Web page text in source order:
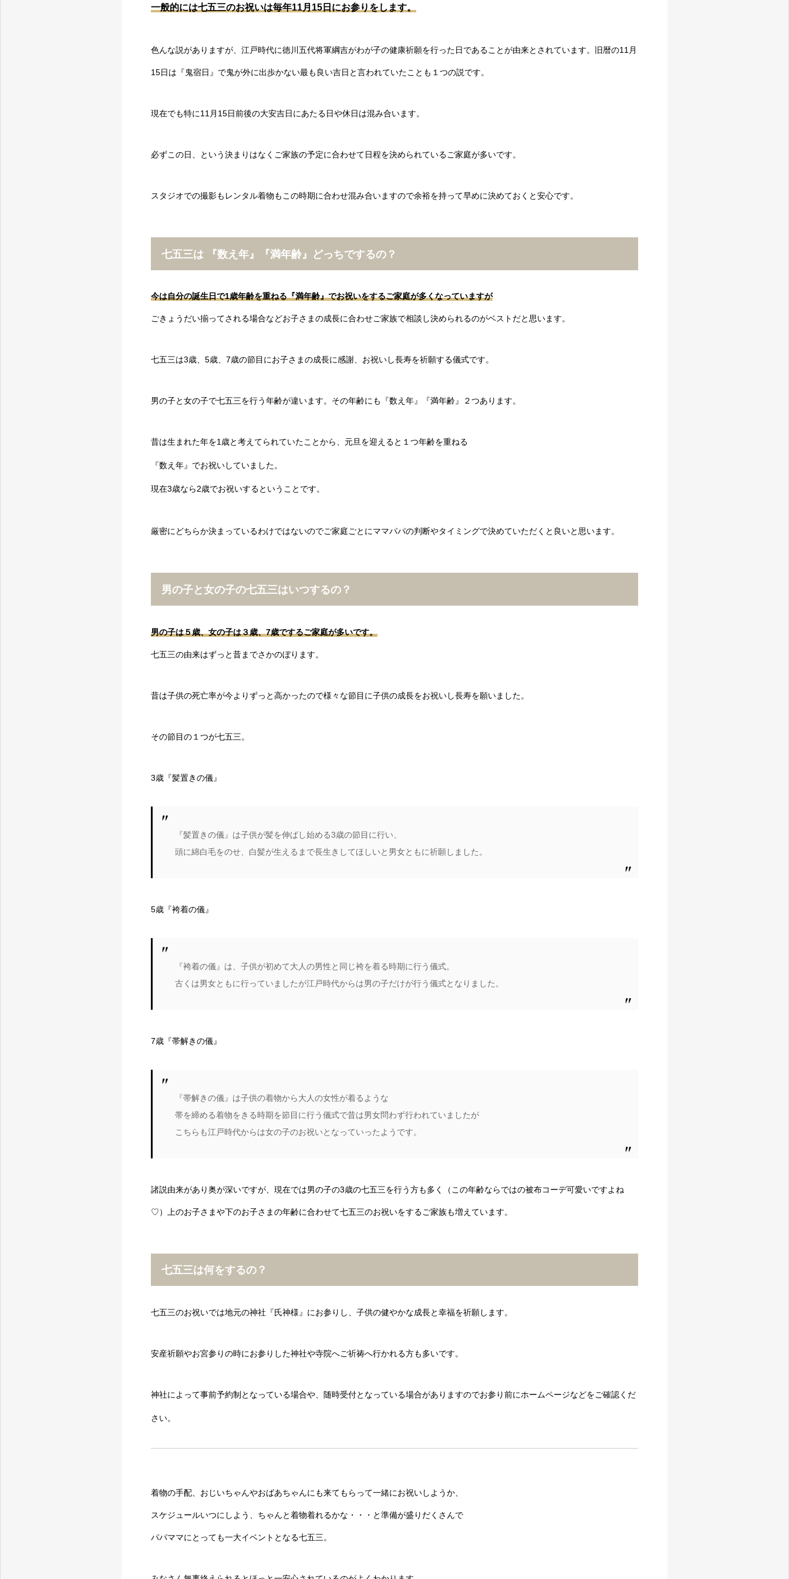
一般的には七五三のお祝いは毎年11月15日にお参りをします。
色んな説がありますが、江戸時代に徳川五代将軍綱吉がわが子の健康祈願を行った日であることが由来とされています。旧暦の11月
15日は『鬼宿日』で鬼が外に出歩かない最も良い吉日と言われていたことも１つの説です。
現在でも特に11月15日前後の大安吉日にあたる日や休日は混み合います。
必ずこの日、という決まりはなくご家族の予定に合わせて日程を決められているご家庭が多いです。
スタジオでの撮影もレンタル着物もこの時期に合わせ混み合いますので余裕を持って早めに決めておくと安心です。
七五三は 『数え年』『満年齢』どっちでするの？
今は自分の誕生日で1歳年齢を重ねる『満年齢』でお祝いをするご家庭が多くなっていますが
ごきょうだい揃ってされる場合などお子さまの成長に合わせご家族で相談し決められるのがベストだと思います。
七五三は3歳、5歳、7歳の節目にお子さまの成長に感謝、お祝いし長寿を祈願する儀式です。
男の子と女の子で七五三を行う年齢が違います。その年齢にも『数え年』『満年齢』２つあります。
昔は生まれた年を1歳と考えてられていたことから、元旦を迎えると１つ年齢を重ねる
『数え年』でお祝いしていました。
現在3歳なら2歳でお祝いするということです。
厳密にどちらか決まっているわけではないのでご家庭ごとにママパパの判断やタイミングで決めていただくと良いと思います。
男の子と女の子の七五三はいつするの？
男の子は５歳、女の子は３歳、7歳でするご家庭が多いです。
七五三の由来はずっと昔までさかのぼります。
昔は子供の死亡率が今よりずっと高かったので様々な節目に子供の成長をお祝いし長寿を願いました。
その節目の１つが七五三。
3歳『髪置きの儀』
『髪置きの儀』は子供が髪を伸ばし始める3歳の節目に行い、
頭に綿白毛をのせ、白髪が生えるまで長生きしてほしいと男女ともに祈願しました。
5歳『袴着の儀』
『袴着の儀』は、子供が初めて大人の男性と同じ袴を着る時期に行う儀式。
古くは男女ともに行っていましたが江戸時代からは男の子だけが行う儀式となりました。
7歳『帯解きの儀』
『帯解きの儀』は子供の着物から大人の女性が着るような
帯を締める着物をきる時期を節目に行う儀式で昔は男女問わず行われていましたが
こちらも江戸時代からは女の子のお祝いとなっていったようです。
諸説由来があり奥が深いですが、現在では男の子の3歳の七五三を行う方も多く（この年齢ならではの被布コーデ可愛いですよね
♡）上のお子さまや下のお子さまの年齢に合わせて七五三のお祝いをするご家族も増えています。
七五三は何をするの？
七五三のお祝いでは地元の神社『氏神様』にお参りし、子供の健やかな成長と幸福を祈願します。
安産祈願やお宮参りの時にお参りした神社や寺院へご祈祷へ行かれる方も多いです。
神社によって事前予約制となっている場合や、随時受付となっている場合がありますのでお参り前にホームページなどをご確認くだ
さい。
着物の手配、おじいちゃんやおばあちゃんにも来てもらって一緒にお祝いしようか、
スケジュールいつにしよう、ちゃんと着物着れるかな・・・と準備が盛りだくさんで
パパママにとっても一大イベントとなる七五三。